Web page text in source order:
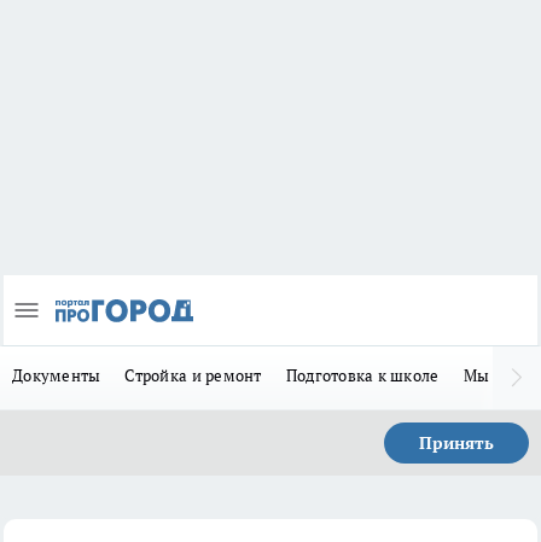
Документы Стройка и ремонт Подготовка к школе Мы в MAX
Принять